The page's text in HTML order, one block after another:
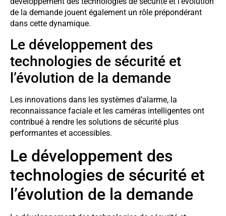
de la demande jouent également un rôle prépondérant
dans cette dynamique.
Le développement des
technologies de sécurité et
l’évolution de la demande
Les innovations dans les systèmes d’alarme, la
reconnaissance faciale et les caméras intelligentes ont
contribué à rendre les solutions de sécurité plus
performantes et accessibles.
Le développement des
technologies de sécurité et
l’évolution de la demande